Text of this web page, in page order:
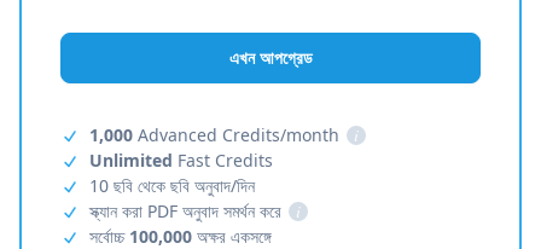
এখন আপগ্রেড
1,000 Advanced Credits/month
i
Unlimited Fast Credits
10 ছবি থেকে ছবি অনুবাদ/দিন
স্ক্যান করা PDF অনুবাদ সমর্থন করে
i
সর্বোচ্চ 100,000 অক্ষর একসঙ্গে